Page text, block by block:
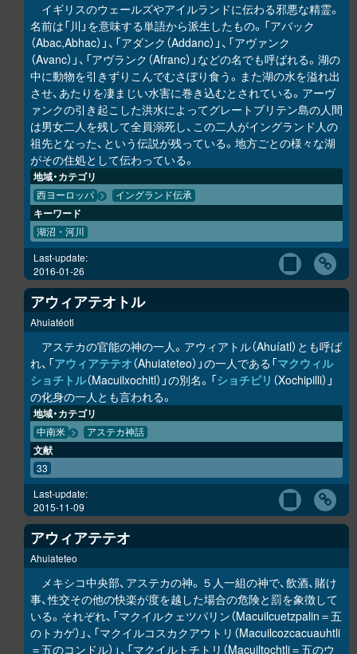
イギリスのウェールズやアイルランドに伝わる邪悪な精霊。
名前は「川」を意味する単語から派生したもの。「アバック
（Abac,Abhac）」、「アダンク（Addanc）」、「アヴァンク
（Avanc）」、「アヴランク（Afranc）」などの名でも呼ばれる。湖の
中に動物を引きずりこんでむさぼり食う。また湖の水を溢れ出
させ、あたりを凄まじい水害に巻き込むとされている。アーヴ
ァンクの引き起こした洪水によってグレートブリテン島の人間
は男女二人を残して全員溺死し、この二人がイングランド人の
祖先となった、という伝説が残っている。地方ごとの様々な湖
がその住処として伝わっている。
地域・カテゴリ
西ヨーロッパ イングランド伝承
キーワード
湖沼・河川
Last-update:
2016-01-26
アウィアテオトル
Ahuiatéotl
アステカの官能の神の一人。アウィアトル（Ahuíatl）とも呼ば
れ、「アウィアテテオ（Ahuiateteo）」の一人である「マクウィル
ショチトル（Macuilxochitl）」の別名。「ショチピリ （Xochipilli）」
の化身の一人とも言われる。
地域・カテゴリ
中南米 アステカ神話
文献
33
Last-update:
2015-11-09
アウィアテテオ
Ahuiateteo
メキシコ中央部、アステカの神。５人一組の神で、飲酒、賭け
事、性交その他の快楽が度を越した場合の危険と罰を象徴して
いる。それぞれ、「マクイルクェツパリン（Macuilcuetzpalin＝五
のトカゲ）」、「マクイルコスカクアウトリ（Macuilcozcacuauhtli
＝五のコンドル）」、「マクイルトチトリ（Macuiltochtli＝五のウ